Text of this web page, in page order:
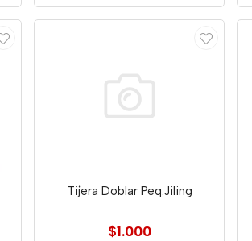
Tijera Doblar Peq.Jiling
$1.000